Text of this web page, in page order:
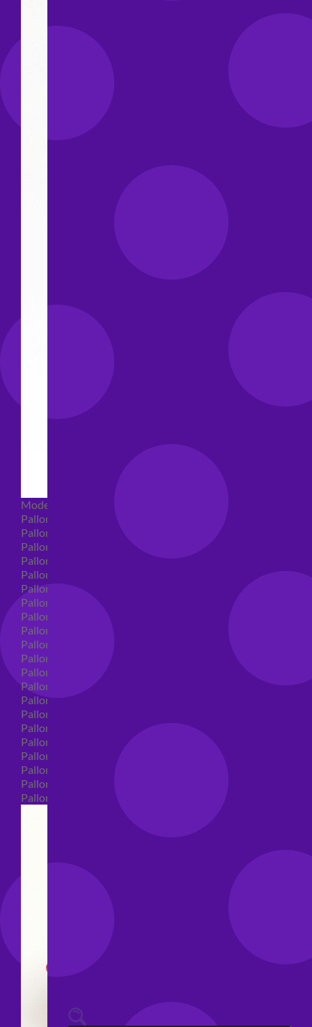
Modellabili
Palloncini mongolfiera in lattice
Palloncini Mini Shape
Palloncini Shape
Palloncini nascita shape
Palloncini Battesimo shape
Palloncini Altre Ricorrenze Shape
Palloncini primo compleanno shape
Palloncini Animali Shape
Palloncini Personaggi shape
Palloncini comunione shape
Palloncini Cresima shape
Palloncini laurea shape
Palloncini compleanno shape
Palloncini 18 anni shape
Palloncini 30 anni shape
Palloncini 40 anni shape
Palloncini 50 anni shape
Palloncini 60/70/80/90/100 anni shape
Palloncini Matrimonio shape
Palloncini Anniversario shape
Palloncini generici shape